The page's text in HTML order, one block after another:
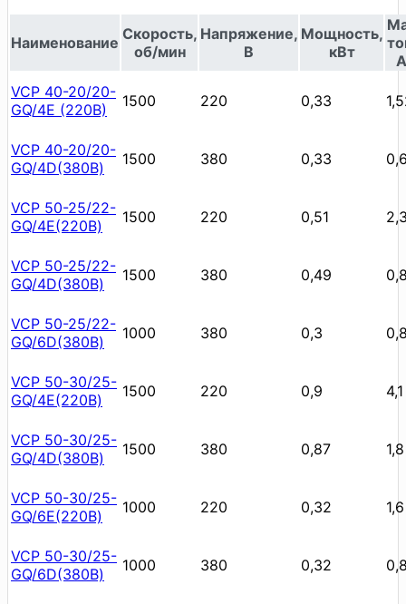
Наименование Скорость,
об/мин
Напряжение,
В
Мощность,
кВт
А
VCP 40-20/20-
GQ/4Е (220В)
1500 220 0,33
VCP 40-20/20-
GQ/4D(380В)
1500 380 0,33
VCP 50-25/22-
GQ/4E(220В)
1500 220 0,51
VCP 50-25/22-
GQ/4D(380В)
1500 380 0,49
VCP 50-25/22-
GQ/6D(380В)
1000 380 0,3
VCP 50-30/25-
GQ/4E(220В)
1500 220 0,9 4,1
VCP 50-30/25-
GQ/4D(380В)
1500 380 0,87 1,8
VCP 50-30/25-
GQ/6E(220В)
1000 220 0,32 1,6
VCP 50-30/25-
GQ/6D(380В)
1000 380 0,32